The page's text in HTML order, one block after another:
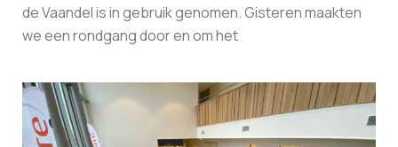
de Vaandel is in gebruik genomen. Gisteren maakten
we een rondgang door en om het